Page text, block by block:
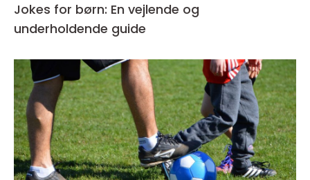
Jokes for børn: En vejlende og
underholdende guide